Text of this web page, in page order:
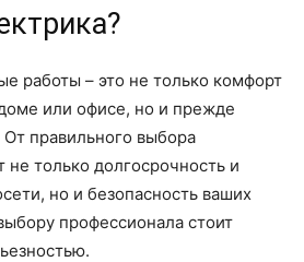
работы – это не только комфорт
или офисе, но и прежде
От правильного выбора
не только долгосрочность и
но и безопасность ваших
профессионала стоит